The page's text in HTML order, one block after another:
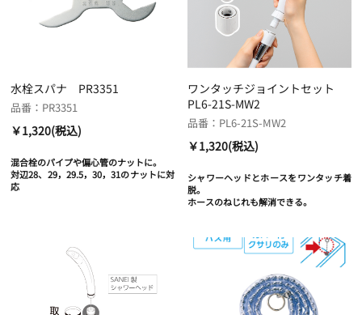
水栓スパナ PR3351
品番：PR3351
￥1,320(税込)
混合栓のパイプや偏心管のナットに。
対辺28、29，29.5，30，31のナットに対
応
ワンタッチジョイントセット
PL6-21S-MW2
品番：PL6-21S-MW2
￥1,320(税込)
シャワーヘッドとホースをワンタッチ着
脱。
ホースのねじれも解消できる。